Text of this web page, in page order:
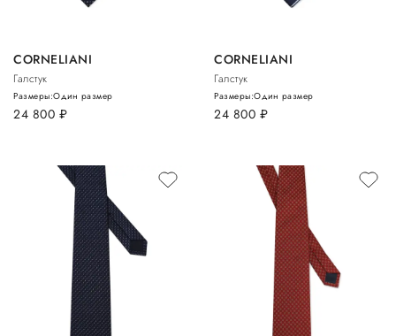
CORNELIANI
Галстук
24 800 руб.
Размеры:Один размер
CORNELIANI
Галстук
24 800 руб.
Размеры:Один размер